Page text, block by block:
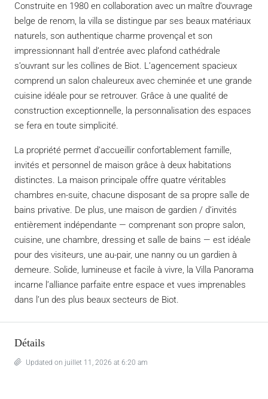
Construite en 1980 en collaboration avec un maître d’ouvrage
belge de renom, la villa se distingue par ses beaux matériaux
naturels, son authentique charme provençal et son
impressionnant hall d’entrée avec plafond cathédrale
s’ouvrant sur les collines de Biot. L’agencement spacieux
comprend un salon chaleureux avec cheminée et une grande
cuisine idéale pour se retrouver. Grâce à une qualité de
construction exceptionnelle, la personnalisation des espaces
se fera en toute simplicité.
La propriété permet d’accueillir confortablement famille,
invités et personnel de maison grâce à deux habitations
distinctes. La maison principale offre quatre véritables
chambres en-suite, chacune disposant de sa propre salle de
bains privative. De plus, une maison de gardien / d’invités
entièrement indépendante — comprenant son propre salon,
cuisine, une chambre, dressing et salle de bains — est idéale
pour des visiteurs, une au-pair, une nanny ou un gardien à
demeure. Solide, lumineuse et facile à vivre, la Villa Panorama
incarne l’alliance parfaite entre espace et vues imprenables
dans l’un des plus beaux secteurs de Biot.
Détails
Updated on juillet 11, 2026 at 6:20 am